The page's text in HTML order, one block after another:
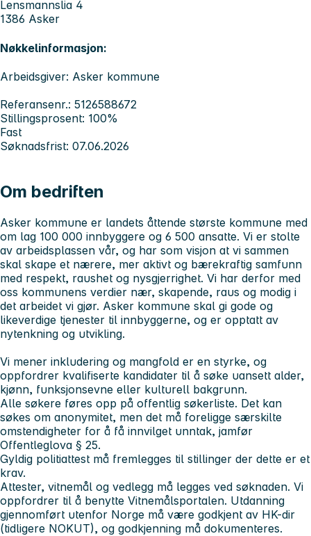
Lensmannslia 4
1386 Asker
Nøkkelinformasjon:
Arbeidsgiver: Asker kommune
Referansenr.: 5126588672
Stillingsprosent: 100%
Fast
Søknadsfrist: 07.06.2026
Om bedriften
Asker kommune er landets åttende største kommune med
om lag 100 000 innbyggere og 6 500 ansatte. Vi er stolte
av arbeidsplassen vår, og har som visjon at vi sammen
skal skape et nærere, mer aktivt og bærekraftig samfunn
med respekt, raushet og nysgjerrighet. Vi har derfor med
oss kommunens verdier nær, skapende, raus og modig i
det arbeidet vi gjør. Asker kommune skal gi gode og
likeverdige tjenester til innbyggerne, og er opptatt av
nytenkning og utvikling.
Vi mener inkludering og mangfold er en styrke, og
oppfordrer kvalifiserte kandidater til å søke uansett alder,
kjønn, funksjonsevne eller kulturell bakgrunn.
Alle søkere føres opp på offentlig søkerliste. Det kan
søkes om anonymitet, men det må foreligge særskilte
omstendigheter for å få innvilget unntak, jamfør
Offentleglova § 25.
Gyldig politiattest må fremlegges til stillinger der dette er et
krav.
Attester, vitnemål og vedlegg må legges ved søknaden. Vi
oppfordrer til å benytte Vitnemålsportalen. Utdanning
gjennomført utenfor Norge må være godkjent av HK-dir
(tidligere NOKUT), og godkjenning må dokumenteres.